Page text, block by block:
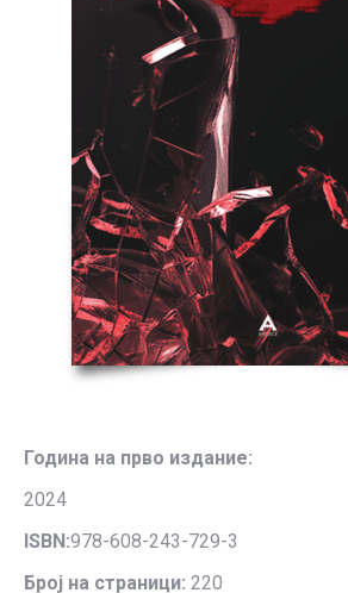
Година на прво издание:
2024
ISBN:978-608-243-729-3
Број на страници: 220